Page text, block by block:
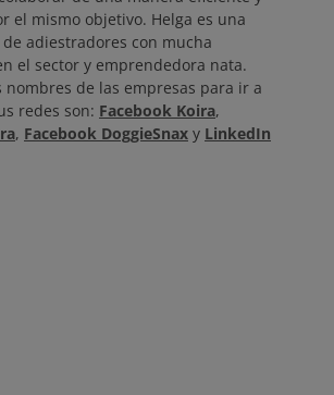
el mismo objetivo. Helga es una
adiestradores con mucha
el sector y emprendedora nata.
nombres de las empresas para ir a
redes son: Facebook Koira,
, Facebook DoggieSnax y LinkedIn